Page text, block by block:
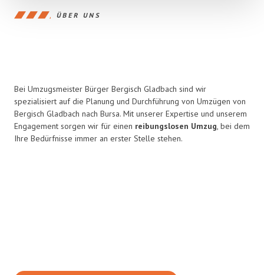
ÜBER UNS
Bei Umzugsmeister Bürger Bergisch Gladbach sind wir
spezialisiert auf die Planung und Durchführung von Umzügen von
Bergisch Gladbach nach Bursa. Mit unserer Expertise und unserem
Engagement sorgen wir für einen reibungslosen Umzug, bei dem
Ihre Bedürfnisse immer an erster Stelle stehen.